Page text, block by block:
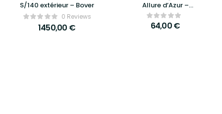
S/140 extérieur – Bover
0 Reviews
1450,00 €
Allure d’Azur –
Élégance, raffinement
et praticité au
quotidien
64,00€